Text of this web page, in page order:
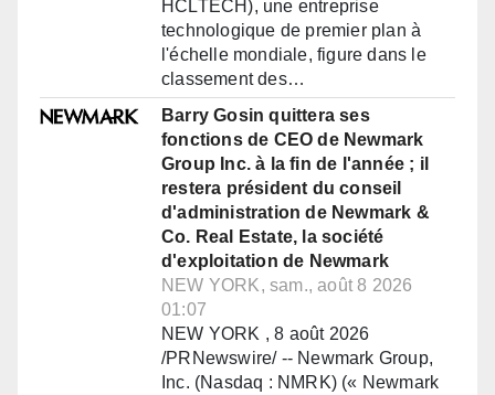
HCLTECH), une entreprise
technologique de premier plan à
l'échelle mondiale, figure dans le
classement des…
Barry Gosin quittera ses
fonctions de CEO de Newmark
Group Inc. à la fin de l'année ; il
restera président du conseil
d'administration de Newmark &
Co. Real Estate, la société
d'exploitation de Newmark
NEW YORK, sam., août 8 2026
01:07
NEW YORK , 8 août 2026
/PRNewswire/ -- Newmark Group,
Inc. (Nasdaq : NMRK) (« Newmark